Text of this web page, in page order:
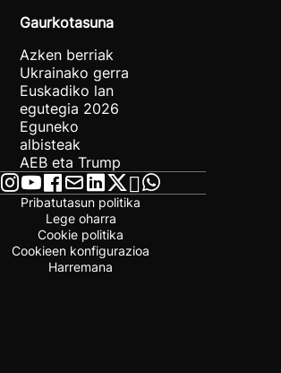
Gaurkotasuna
Azken berriak
Ukrainako gerra
Euskadiko lan
egutegia 2026
Eguneko
albisteak
AEB eta Trump
Pribatutasun politika
Lege oharra
Cookie politika
Cookieen konfigurazioa
Harremana